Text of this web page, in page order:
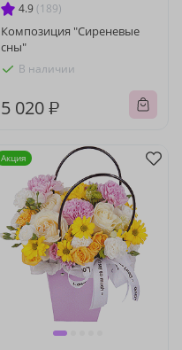
4.9 (189)
Композиция "Сиреневые
сны"
В наличии
5 020 ₽
Акция